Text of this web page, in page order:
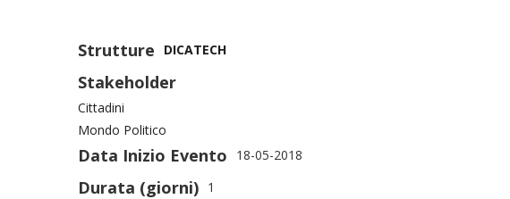
Strutture DICATECH
Stakeholder
Cittadini
Mondo Politico
Data Inizio Evento 18-05-2018
Durata (giorni) 1